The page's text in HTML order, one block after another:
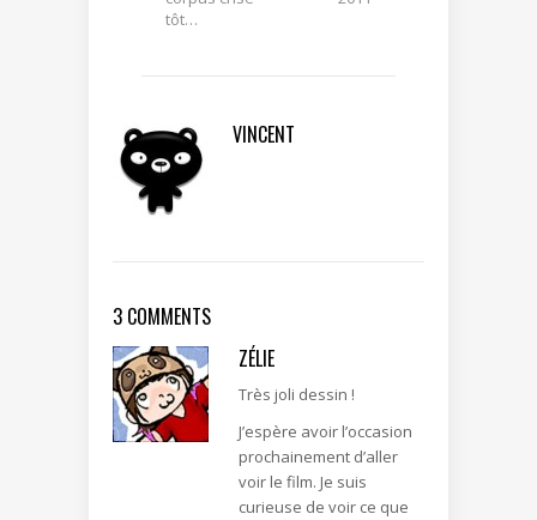
tôt…
VINCENT
3 COMMENTS
ZÉLIE
Très joli dessin !
J’espère avoir l’occasion
prochainement d’aller
voir le film. Je suis
curieuse de voir ce que